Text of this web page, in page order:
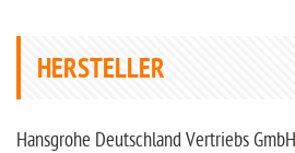
HERSTELLER
Hansgrohe Deutschland Vertriebs GmbH